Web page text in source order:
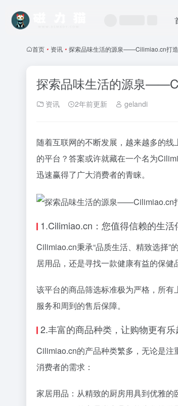
首页 • 资讯 • 探索品味生活的源泉——Cilimiao.cn打
探索品味生活的源泉
资讯 2年前更新 gelandi
随着互联网的不断发展，越来越多的
的平台？答案或许就藏在一个名为
迅速赢得了广大消费者的青睐。
1.Cilimiao.cn：您值得信赖的生活
Cilimiao.cn秉承“品质生活、精致选择
居用品，还是寻找一款健康有益的保
该平台的商品筛选标准极为严格，所
服务和周到的售后保障。
2.丰富的商品种类，让购物更有乐
Cilimiao.cn的产品种类繁多，无论是
消费者的需求：
家居用品：从精致的厨房用具到优雅